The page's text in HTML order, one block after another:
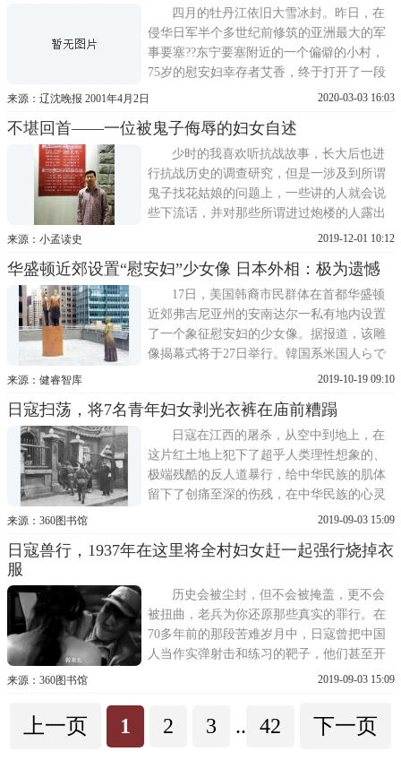
更加残暴地抢夺中国女子充当慰安妇。在中
国占领地和战场上，日军主要
四月的牡丹江依旧大雪冰封。昨日，在
侵华日军半个多世纪前修筑的亚洲最大的军
事要塞??东宁要塞附近的一个偏僻的小村，
75岁的慰安妇幸存者艾香，终于打开了一段
尘封了56年的鲜为人知的历史。东宁曾运来
丹江市东宁县境内，据县文物馆的领导介
绍，二战时，侵华日军曾在这只有3 5万人的
小县里囤驻关东军3个
来源：辽沈晚报 2001年4月2日 2020-03-03 16:03
不堪回首——一位被鬼子侮辱的妇女自述
少时的我喜欢听抗战故事，长大后也进
行抗战历史的调查研究，但是一涉及到所谓
鬼子找花姑娘的问题上，一些讲的人就会说
些下流话，并对那些所谓进过炮楼的人露出
一脸鄙夷的神色，说那些女的真丢人，丑死
为出过这事，而导致这家人在村中抬不起
头，也影响到这家人儿女的说亲大事。那些
不堪回首尘封已久的往事，
来源：小孟读史 2019-12-01 10:12
华盛顿近郊设置“慰安妇”少女像 日本外相：极为遗憾
17日，美国韩裔市民群体在首都华盛顿
近郊弗吉尼亚州的安南达尔一私有地内设置
了一个象征慰安妇的少女像。据报道，该雕
像揭幕式将于27日举行。韓国系米国人らで
つくる市民団体は17日、首都ワシントン近
に、慰安婦を象徴する「少女像」を設置す
ることを明らかにした。27日に除幕式を行
うという。市民群体
来源：健睿智库 2019-10-19 09:10
日寇扫荡，将7名青年妇女剥光衣裤在庙前糟蹋
日寇在江西的屠杀，从空中到地上，在
这片红土地上犯下了超乎人类理性想象的、
极端残酷的反人道暴行，给中华民族的肌体
留下了创痛至深的伤残，在中华民族的心灵
上留下了永世难忘的耻辱记忆。日本军人对
则其名目之繁多，花样之百出，暴虐之无
语言所可准确描述的。1937
来源：360图书馆 2019-09-03 15:09
日寇兽行，1937年在这里将全村妇女赶一起强行烧掉衣
服
历史会被尘封，但不会被掩盖，更不会
被扭曲，老兵为你还原那些真实的罪行。在
70多年前的那段苦难岁月中，日寇曾把中国
人当作实弹射击和练习的靶子，他们甚至开
展杀人竞赛取乐。有两名日寇少尉进行了谁
杀了105人和 106人，最终军刀都缺了口。在
一次又一次灭绝人性大屠杀中，现在还有多
来源：360图书馆 2019-09-03 15:09
上一页 1 2 3 .. 42 下一页